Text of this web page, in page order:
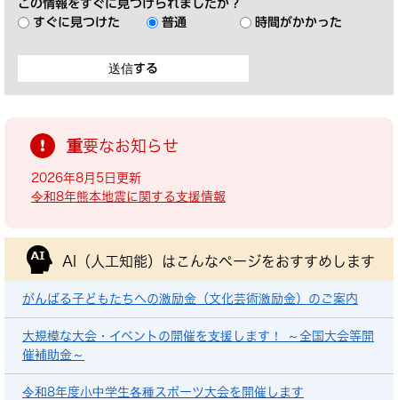
この情報をすぐに見つけられましたか？
すぐに見つけた
普通 時間がかかった
重要なお知らせ
2026年8月5日更新
令和8年熊本地震に関する支援情報
AI（人工知能）は こんなページをおすすめします
がんばる子どもたちへの激励金（文化芸術激励金）のご案内
大規模な大会・イベントの開催を支援します！ ～全国大会等開
催補助金～
令和8年度小中学生各種スポーツ大会を開催します